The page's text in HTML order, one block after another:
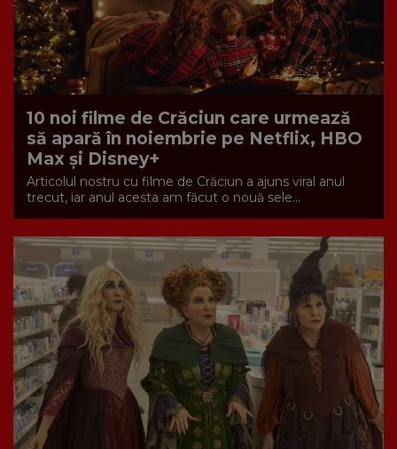
10 noi filme de Crăciun care urmează
să apară în noiembrie pe Netflix, HBO
Max și Disney+
Articolul nostru cu filme de Crăciun a ajuns viral anul
trecut, iar anul acesta am făcut o nouă sele...